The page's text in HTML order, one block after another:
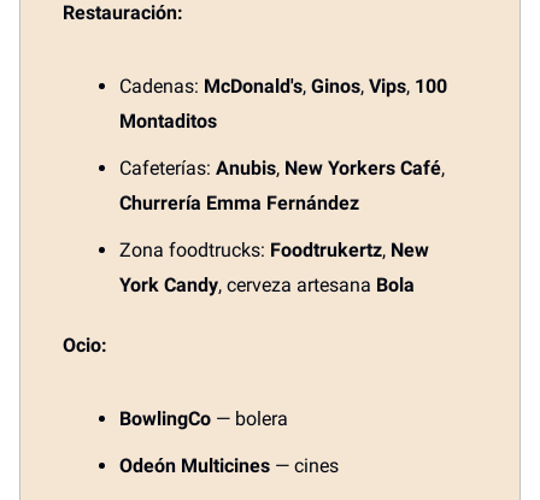
Restauración:
Cadenas: McDonald's, Ginos, Vips, 100
Montaditos
Cafeterías: Anubis, New Yorkers Café,
Churrería Emma Fernández
Zona foodtrucks: Foodtrukertz, New
York Candy, cerveza artesana Bola
Ocio:
BowlingCo — bolera
Odeón Multicines — cines